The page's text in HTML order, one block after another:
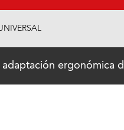
adaptación ergonómica